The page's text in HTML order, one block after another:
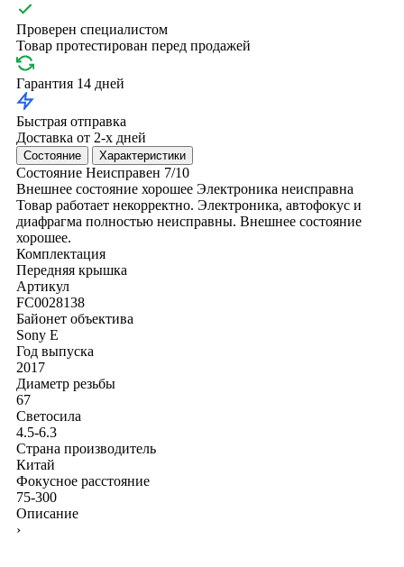
Проверен специалистом
Товар протестирован перед продажей
Гарантия 14 дней
Быстрая отправка
Доставка от 2-х дней
Состояние Характеристики
Состояние Неисправен 7/10
Внешнее состояние хорошее Электроника неисправна
Товар работает некорректно. Электроника, автофокус и
диафрагма полностью неисправны. Внешнее состояние
хорошее.
Комплектация
Передняя крышка
Артикул
FC0028138
Байонет объектива
Sony E
Год выпуска
2017
Диаметр резьбы
67
Светосила
4.5-6.3
Страна производитель
Китай
Фокусное расстояние
75-300
Описание
›